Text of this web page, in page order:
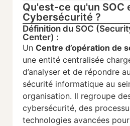
Qu'est-ce qu'un SOC
Cybersécurité ?
Définition du SOC
Center) :
Un Centre d’opération de
une entité centralisée
d’analyser et de répondre
sécurité informatique au
organisation. Il regroupe
cybersécurité, des
technologies avancées